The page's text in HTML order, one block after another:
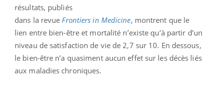
résultats, publiés
dans la revue Frontiers in Medicine, montrent que le
lien entre bien-être et mortalité n’existe qu’à partir d’un
niveau de satisfaction de vie de 2,7 sur 10. En dessous,
le bien-être n’a quasiment aucun effet sur les décès liés
aux maladies chroniques.